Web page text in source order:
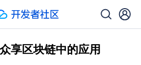
享区块链中的应用